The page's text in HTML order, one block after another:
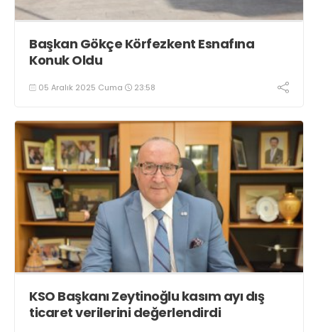
Başkan Gökçe Körfezkent Esnafına
Konuk Oldu
05 Aralık 2025 Cuma 23:58
KSO Başkanı Zeytinoğlu kasım ayı dış
ticaret verilerini değerlendirdi